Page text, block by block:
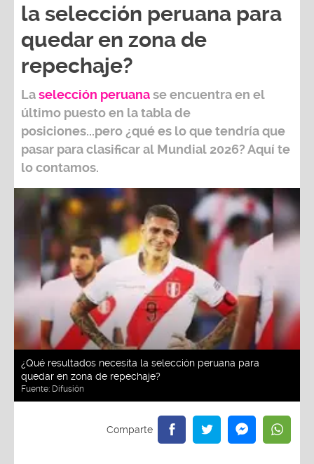
la selección peruana para
quedar en zona de
repechaje?
Laselección peruanase encuentra en el
último puesto en la tabla de
posiciones...pero ¿qué es lo que tendría que
pasar para clasificar al Mundial 2026?Aquí te
lo contamos.
¿Qué resultados necesita la selección peruana para
quedar en zona de repechaje?
Fuente: Difusión